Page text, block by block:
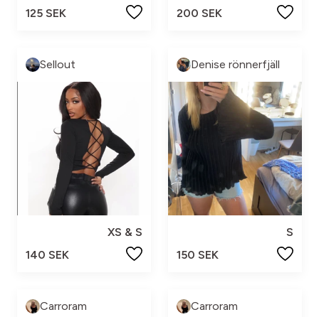
125 SEK 200 SEK
Sellout
XS & S
140 SEK
Denise rönnerfjäll
S
150 SEK
Carroram Carroram